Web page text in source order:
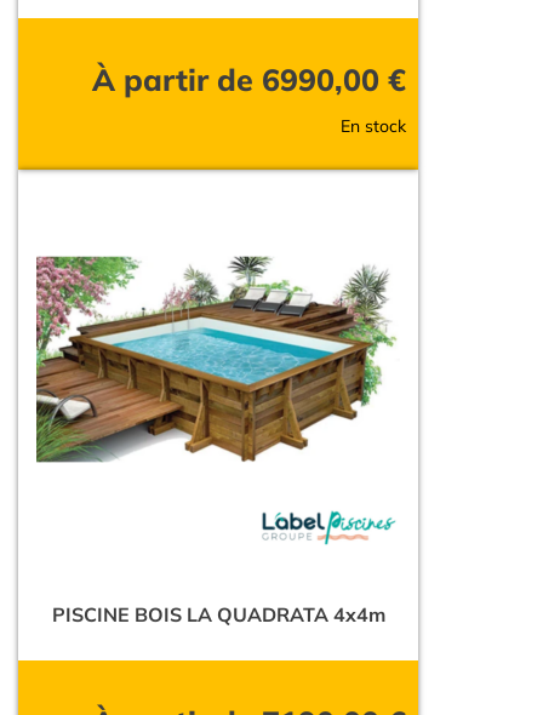
À partir de 6990,00 €
En stock
PISCINE BOIS LA QUADRATA 4x4m